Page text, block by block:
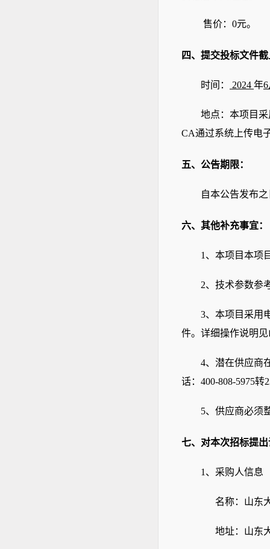
售价： 0元。
四、提交投标文件截
时间： 2024 年6
地点：本项目
CA通过系统上传电
五、公告期限：
自本公告发布
六、其他补充事宜：
1 、本项目本项
2、技术参数参
3、本项目采用
件。详细操作说明
4、潜在供应商
话：400-808-5975转
5、供应商必须
七、对本次招标提
1、采购人信息
名称：山东
地址：山东